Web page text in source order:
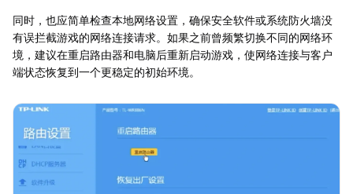
同时，也应简单检查本地网络设置，确保安全软件或系统防火墙没
有误拦截游戏的网络连接请求。如果之前曾频繁切换不同的网络环
境，建议在重启路由器和电脑后重新启动游戏，使网络连接与客户
端状态恢复到一个更稳定的初始环境。